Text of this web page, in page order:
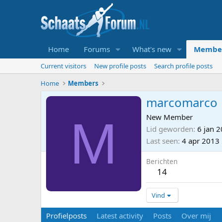
Home Forums What's new
Current visitors New profile posts
Search profile posts
Home
Members
M
marcomarco
New Member
Lid geworden 6 jan
Last seen 4 apr 2013
Berichten
14
Vind
Profielposts Latest activity Posts Over mij